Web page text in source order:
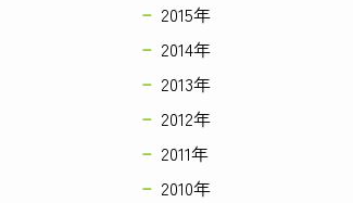
2015年
2014年
2013年
2012年
2011年
2010年